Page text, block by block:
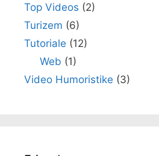
Top Videos (2)
Turizem (6)
Tutoriale (12)
Web (1)
Video Humoristike (3)